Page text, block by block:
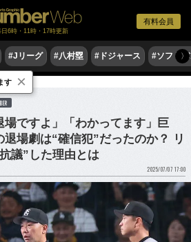
有料会員
日6時・11時・17時更新
#Jリーグ #八村塁 #ドジャース #ソフト〉
場ですよ」「わかってます」巨
退場劇は“確信犯”だったのか？ リ
議”した理由とは
2025/07/07 17:00
す ×